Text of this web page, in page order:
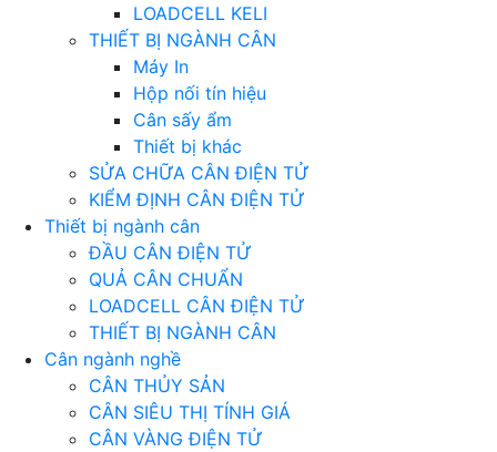
LOADCELL KELI
THIẾT BỊ NGÀNH CÂN
Máy In
Hộp nối tín hiệu
Cân sấy ẩm
Thiết bị khác
SỬA CHỮA CÂN ĐIỆN TỬ
KIỂM ĐỊNH CÂN ĐIỆN TỬ
Thiết bị ngành cân
ĐẦU CÂN ĐIỆN TỬ
QUẢ CÂN CHUẨN
LOADCELL CÂN ĐIỆN TỬ
THIẾT BỊ NGÀNH CÂN
Cân ngành nghề
CÂN THỦY SẢN
CÂN SIÊU THỊ TÍNH GIÁ
CÂN VÀNG ĐIỆN TỬ